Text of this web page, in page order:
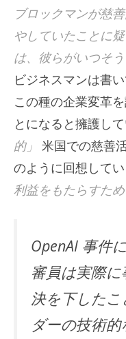
ブロックマンが慈
やしていたことに
は、彼らがいつそ
ビジネスマンは書
この種の企業変革
とになると擁護し
的」 米国での慈善
のように回想してい
利益をもたらすた
OpenAI 事件
審員は実際
決を下した
ダーの技術